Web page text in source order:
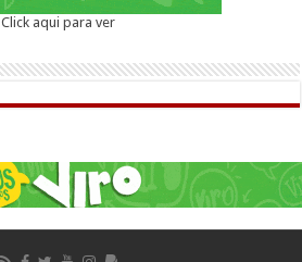
Click aqui para ver